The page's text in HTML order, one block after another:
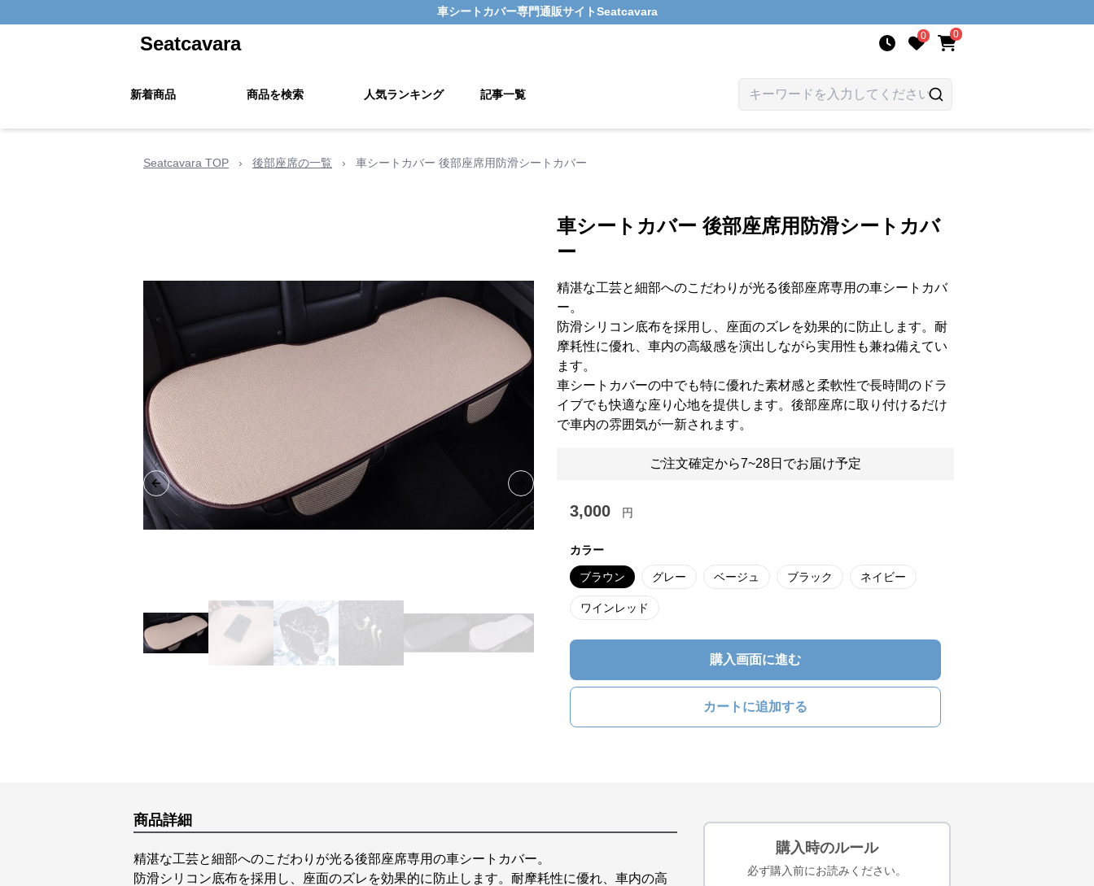
車シートカバー専門通販サイトSeatcavara
Seatcavara 0 0
新着商品 商品を検索 人気ランキング 記事一覧
Seatcavara TOP › 後部座席の一覧 › 車シートカバー 後部座席用防滑シートカバー
Previous slide Next slide
車シートカバー 後部座席用防滑シートカバ
ー
精湛な工芸と細部へのこだわりが光る後部座席専用の車シートカバ
ー。
防滑シリコン底布を採用し、座面のズレを効果的に防止します。耐
摩耗性に優れ、車内の高級感を演出しながら実用性も兼ね備えてい
ます。
車シートカバーの中でも特に優れた素材感と柔軟性で長時間のドラ
イブでも快適な座り心地を提供します。後部座席に取り付けるだけ
で車内の雰囲気が一新されます。
ご注文確定から7~28日でお届け予定
3,000 円
カラー
ブラウン グレー ベージュ ブラック ネイビー
ワインレッド
購入画面に進む
カートに追加する
商品詳細
精湛な工芸と細部へのこだわりが光る後部座席専用の車シートカバー。
防滑シリコン底布を採用し、座面のズレを効果的に防止します。耐摩耗性に優れ、車内の高
購入時のルール
必ず購入前にお読みください。